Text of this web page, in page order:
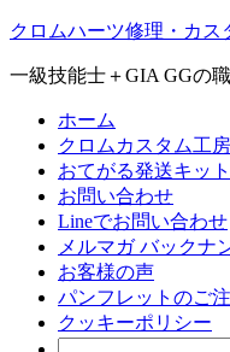
クロムハーツ修理・カス
一級技能士＋GIA GGの
ホーム
クロムカスタム工
おてがる発送キット
お問い合わせ
Lineでお問い合わせ
メルマガ バックナ
お客様の声
パンフレットのご
クッキーポリシー